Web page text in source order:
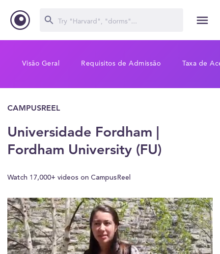
Visão Geral Requisitos de Admissão Taxa de
CAMPUSREEL
Universidade Fordham |
Fordham University (FU)
Watch 17,000+ videos on CampusReel